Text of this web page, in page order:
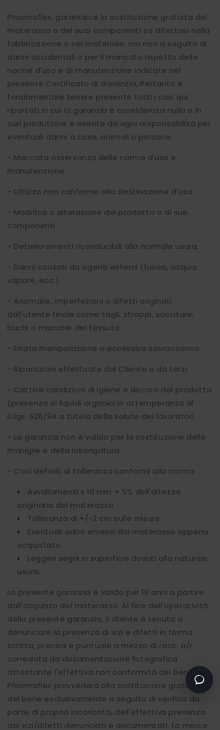
Pharmaflex, garantisce la sostituzione gratuita del
materasso o dei suoi componenti se difettosi nella
fabbricazione o nel materiale, ma non a seguito di
danni accidentali o per il mancato rispetto delle
norme d'uso e di manutenzione indicate nel
presente Certificato di Garanzia, Pertanto è
fondamentale tenere presente tutti i casi qui
riportati in cui la garanzia è considerata nulla e in
curi produttore è esente da ogni responsabilità per
eventuali danni a cose, animali o persone:
- Mancata osservanza delle norme d'uso e
manutenzione.
- Utilizzo non conforme alla destinazione d'uso.
- Modifica o alterazione del prodotto o di sue
componenti.
- Deterioramenti riconducibili alla normale usura.
- Danni causati da agenti esterni (fuoco, acqua,
vapore, ecc.).
- Anomalie, imperfezioni o difetti originati
dall'utente finale come tagli, strappi, scuciture,
buchi o macchie del tessuto.
- Errata manipolazione o eccessivo sovraccarico.
- Riparazioni effettuate dal Cliente o da terzi.
- Cattive condizioni di igiene e decoro del prodotto
(presenza di liquidi organici in ottemperanza al
D.lgs. 626/94 a tutela della salute dei lavoratori.
- La garanzia non è valida per la sostituzione delle
maniglie e della losangatura.
- Così definiti di tolleranza conformi alla norma:
Avvallamenti ≤ 10 mm + 5% dell'altezza
originaria del materasso.
Tolleranza di +/-2 cm sulle misure.
Eventuali odori emessi dal materasso appena
acquistato.
Leggeri segni in superficie dovuti alla naturale
usura.
La presente garanzia è valida per 10 anni a partire
dall'acquisto del materasso. Al fine dell'operatività
della presente garanzia, il cliente è tenuto a
denunciare la presenza di vizi e difetti in forma
scritta, precisa e puntuale a mezzo di racc. a/r
corredata da documentazione fotografica
attestante l'effettiva non conformità del bene.
Pharmaflex provvederà alla sostituzione gratuita
del bene esclusivamente a seguito di verifica da
parte di proprio incaricato, dell'effettiva presenza
dei vizi/difetti denunciati e documentati. La merce
Come possiamo aiutarti?
ordine già effettuato
Informazioni prima di
acquistare